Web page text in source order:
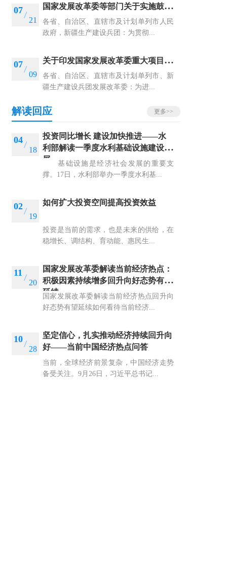
07
21
国
家发展改革委等部门关于实施鼓励外商投资企业境内再投资若干措施的通知
各省、自治区、直辖市及计划单列市人民
政府，新疆生产建设兵团：为贯彻...
07
09
关
于印发国家发展改革委重大项目后评价报告编写通用大纲的通知
各省、自治区、直辖市及计划单列市、新
疆生产建设兵团发展改革委：为进...
更多>>
解读回应
04
18
投资同比增长 建设加快推进——水
利部解读一季度水利基础设施建设进
展基础设施是经济社会发展的重要支
撑。17日，水利部举办一季度水利基...
02
19
如何扩大投资空间提高投资效益
投资是当前的需求，也是未来的供给，在
稳增长、调结构、育动能、惠民生...
11
20
国家发展改革委解读当前经济热点：
积极因素持续增多回升向好态势有望
延续
国家发展改革委解读当前经济热点回升向
好态势有望延续如何看待当前经济...
10
28
坚定信心，扎实推动经济持续回升向
好——当前中国经济热点问答
当前，全球经济前景复杂，中国经济走势
备受关注。9月26日，习近平总书记...